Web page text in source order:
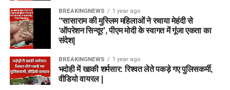
BREAKINGNEWS 1 year ago
“सासाराम की मुस्लिम महिलाओं ने रचाया मेहंदी से
‘ऑपरेशन सिन्दूर’, पीएम मोदी के स्वागत में गूंजा एकता का
संदेश|
BREAKINGNEWS 1 year ago
भदोही में खाकी शर्मसार: रिश्वत लेते पकड़े गए पुलिसकर्मी,
वीडियो वायरल |